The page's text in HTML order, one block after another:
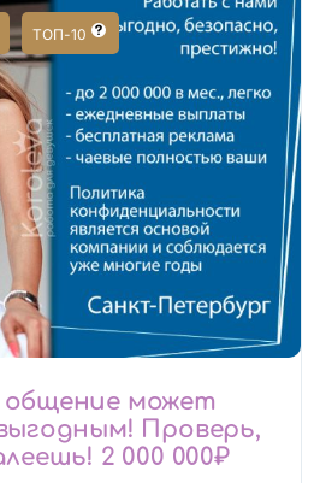
ТОП-10
может
Проверь,
2 000 000₽